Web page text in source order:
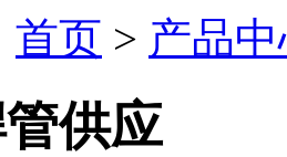
首页 > 产品
供应